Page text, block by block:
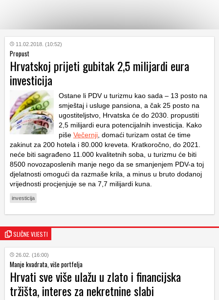
KATEGORIJE
HRVATSKI
WEB
11.02.2018. (10:52)
Propust
Hrvatskoj prijeti gubitak 2,5 milijardi eura
investicija
Ostane li PDV u turizmu kao sada – 13 posto na
smještaj i usluge pansiona, a čak 25 posto na
ugostiteljstvo, Hrvatska će do 2030. propustiti
2,5 milijardi eura potencijalnih investicija. Kako
piše Večernji , domaći turizam ostat će time
zakinut za 200 hotela i 80.000 kreveta. Kratkoročno, do 2021.
neće biti sagrađeno 11.000 kvalitetnih soba, u turizmu će biti
8500 novozaposlenih manje nego da se smanjenjem PDV-a toj
djelatnosti omogući da razmaše krila, a minus u bruto dodanoj
vrijednosti procjenjuje se na 7,7 milijardi kuna.
investicija
SLIČNE VIJESTI
26.02. (16:00)
Manje kvadrata, više portfelja
Hrvati sve više ulažu u zlato i financijska
tržišta, interes za nekretnine slabi